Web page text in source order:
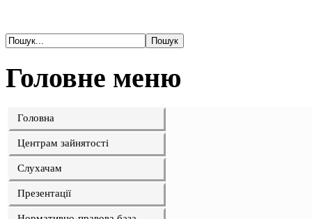
Головне меню
Головна
Центрам зайнятості
Слухачам
Презентації